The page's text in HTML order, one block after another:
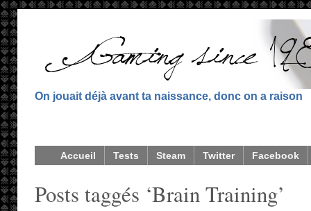
On jouait déjà avant ta naissance, donc on a raison
Accueil Tests Steam Twitter Facebook
Posts taggés ‘Brain Training’